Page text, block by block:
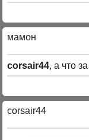
мамон
corsair44, а что
corsair44